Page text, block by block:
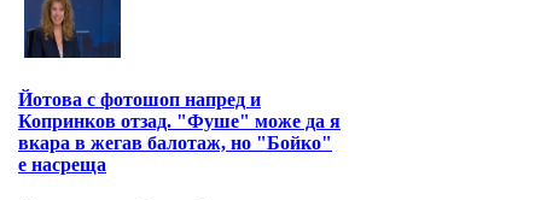
Йотова с фотошоп напред и
Копринков отзад. "Фуше" може да я
вкара в жегав балотаж, но "Бойко"
е насреща